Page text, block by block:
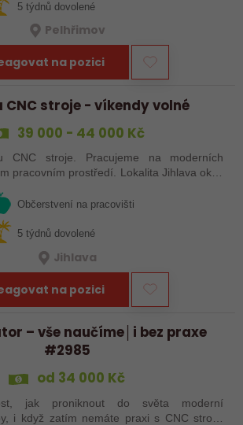
5 týdnů dovolené
Pelhřimov
na pozici
CNC stroje - víkendy volné
39 000 - 44 000 Kč
CNC stroje. Pracujeme na moderních
pracovním prostředí. Lokalita Jihlava okolí
Občerstvení na pracovišti
5 týdnů dovolené
Jihlava
na pozici
– vše naučíme│i bez praxe
#2985
od 34 000 Kč
jak proniknout do světa moderní
i když zatím nemáte praxi s CNC stroji?